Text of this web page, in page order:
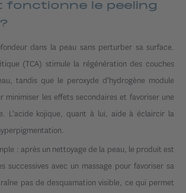
fonctionne le peeling
dans la peau sans perturber sa surface.
(TCA) stimule la régénération des couches
tandis que le peroxyde d'hydrogène module
minimiser les effets secondaires et favoriser une
L'acide kojique, quant à lui, aide à éclaircir la
: après un nettoyage de la peau, le produit est
successives avec un massage pour favoriser sa
pas de desquamation visible, ce qui permet